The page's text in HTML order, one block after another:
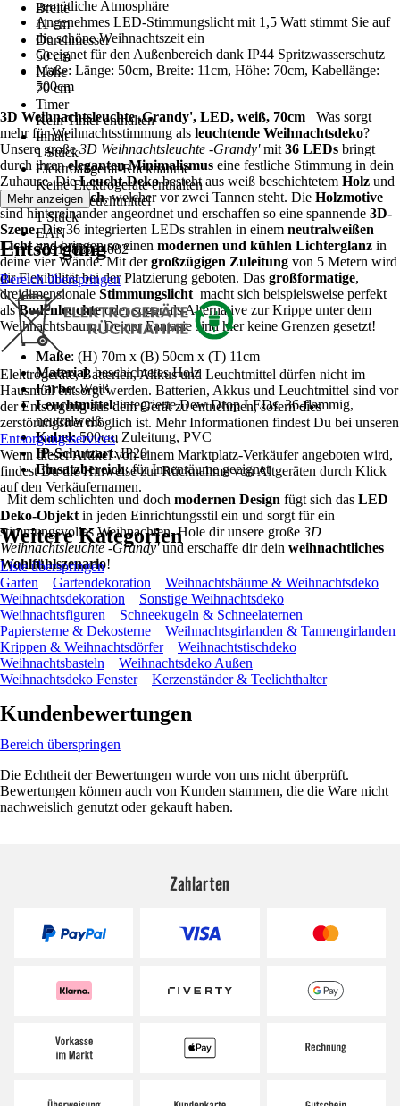
Breite
11 cm
Durchmesser
50 cm
Höhe
70 cm
Timer
Kein Timer enthalten
Inhalt
1 Stück
Elektroaltgerät-Rücknahme
Keine Elektrogeräte enthalten
Anzahl Leuchtmittel
1 Stück
EAN
7391482044082
gemütliche Atmosphäre
Angenehmes LED-Stimmungslicht mit 1,5 Watt stimmt Sie auf
die schöne Weihnachtszeit ein
Geeignet für den Außenbereich dank IP44 Spritzwasserschutz
Maße: Länge: 50cm, Breite: 11cm, Höhe: 70cm, Kabellänge:
500cm
3D Weihnachtsleuchte ,Grandy', LED, weiß, 70cm Was sorgt
mehr für Weihnachtsstimmung als leuchtende Weihnachtsdeko?
Unsere große3D Weihnachtsleuchte -Grandy'mit 36 LEDs bringt
durch ihreneleganten Minimalismus eine festliche Stimmung in dein
Zuhause. DieLeucht-Dekobesteht aus weiß beschichtetem Holz und
zeigt einenHirsch, welcher vor zwei Tannen steht. Die Holzmotive
sind hintereinander angeordnet und erschaffen so eine spannende 3D-
Szene. Die 36 integrierten LEDs strahlen in einem neutralweißen
Lichtund bringen so einen modernen und kühlen Lichterglanz in
deine vier Wände. Mit dergroßzügigen Zuleitung von 5 Metern wird
dir Flexibilität bei der Platzierung geboten. Das großformatige,
dreidimensionale Stimmungslicht macht sich beispielsweise perfekt
alsBodenleuchteoder sogar als Alternative zur Krippe unter dem
Weihnachtsbaum. Deiner Fantasie sind hier keine Grenzen gesetzt!
Maße: (H) 70m x (B) 50cm x (T) 11cm
Material: beschichtetes Holz
Farbe: Weiß
Leuchtmittel: integrierte Dew Drop LEDs, 36-flammig,
neutralweiß
Kabel:500cm Zuleitung, PVC
IP-Schutzart: IP20
Einsatzbereich: für Innenräume geeignet
Mit dem schlichten und doch modernen Design fügt sich das LED
Deko-Objekt in jeden Einrichtungsstil ein und sorgt für ein
stimmungsvolles Weihnachten. Hole dir unsere große 3D
Weihnachtsleuchte -Grandy'und erschaffe dir dein weihnachtliches
Wohlfühlszenario!
Mehr anzeigen
Entsorgung
Bereich überspringen
Elektrogeräte, Batterien, Akkus und Leuchtmittel dürfen nicht im
Hausmüll entsorgt werden. Batterien, Akkus und Leuchtmittel sind vor
der Entsorgung aus dem Gerät zu entnehmen, sofern dies
zerstörungsfrei möglich ist. Mehr Informationen findest Du bei unseren
Entsorgungsservices.
Wenn dieser Artikel von einem Marktplatz-Verkäufer angeboten wird,
findest Du die Hinweise zur Rücknahme von Altgeräten durch Klick
auf den Verkäufernamen.
Weitere Kategorien
Liste überspringen
Garten
Gartendekoration
Weihnachtsbäume & Weihnachtsdeko
Weihnachtsdekoration
Sonstige Weihnachtsdeko
Weihnachtsfiguren
Schneekugeln & Schneelaternen
Papiersterne & Dekosterne
Weihnachtsgirlanden & Tannengirlanden
Krippen & Weihnachtsdörfer
Weihnachtstischdeko
Weihnachtsbasteln
Weihnachtsdeko Außen
Weihnachtsdeko Fenster
Kerzenständer & Teelichthalter
Kundenbewertungen
Bereich überspringen
Die Echtheit der Bewertungen wurde von uns nicht überprüft.
Bewertungen können auch von Kunden stammen, die die Ware nicht
nachweislich genutzt oder gekauft haben.
Zahlarten